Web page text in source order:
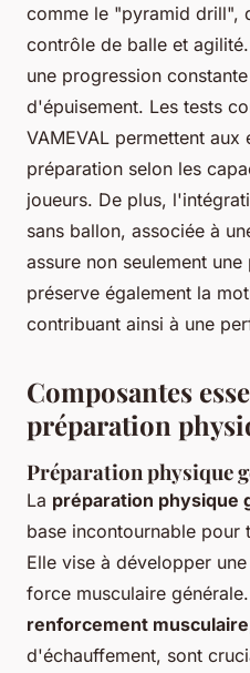
comme le "pyramid drill",
contrôle de balle et
une progression
d'épuisement. Les tests
VAMEVAL permettent
préparation selon les
joueurs. De plus,
sans ballon, associée à
assure non seulement
préserve également la
contribuant ainsi à une
Composantes
préparation
Préparation physique
La préparation physique
base incontournable
Elle vise à développer
force musculaire
renforcement musculaire
d'échauffement, sont